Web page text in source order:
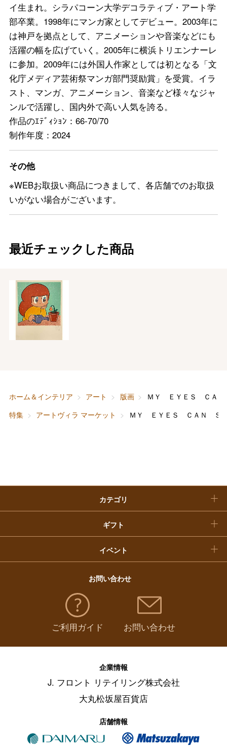
イ生まれ。シラパコーン大学デコラティブ・アート学
部卒業。1998年にマンガ家としてデビュー。2003年に
は神戸を拠点として、アニメーションや音楽などにも
活躍の幅を広げていく。2005年に横浜トリエンナーレ
に参加。2009年には外国人作家としては初となる「文
化庁メディア芸術祭マンガ部門奨励賞」を受賞。イラ
スト、マンガ、アニメーション、音楽など様々なジャ
ンルで活躍し、国内外で高い人気を誇る。
作品のｴﾃﾞｨｼｮﾝ：66-70/70
制作年度：2024
その他
※WEBお取扱い商品につきまして、各店舗でのお取扱
いがない場合がございます。
最近チェックした商品
ホーム＆インテリア アート 版画
ＭＹ ＥＹＥＳ ＣＡ
特集
アートヴィラ マーケット ＭＹ ＥＹＥＳ ＣＡＮ
カテゴリ
ベビー＆キッズ
ギフト
お香典返し
快気祝い
イベント
敬老の日
福袋
お問い合わせ
ご利用ガイド お問い合わせ
企業情報
J. フロント リテイリング株式会社
大丸松坂屋百貨店
店舗情報